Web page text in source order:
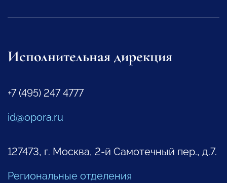
Исполнительная дирекция
+7 (495) 247 4777
id@opora.ru
127473, г. Москва, 2-й Самотечный пер., д.7.
Региональные отделения